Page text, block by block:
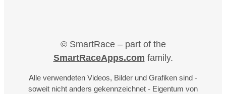
© SmartRace – part of the
SmartRaceApps.com family.
Alle verwendeten Videos, Bilder und Grafiken sind -
soweit nicht anders gekennzeichnet - Eigentum von